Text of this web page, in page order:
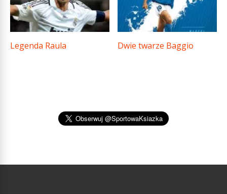
Legenda Raula Dwie twarze Baggio